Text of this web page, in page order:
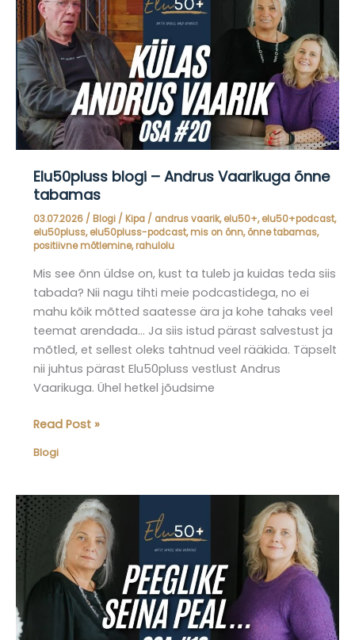
traumade
ja
häbi
kaudu.
Elu50pluss blogi – Andrus Vaarikuga õnne
tabamas
03.07.2026 / Blogi/ Kipa / andrus vaarik,elu50+,elu50+podcast,
elu50pluss,elu50pluss-podcast,mis on õnn,õnne tabamas,
positiivne mõtlemine,rahulolu
Mis see õnn üldse on, kust ta tuleb ja kuidas teda siis
tabada? Nii nagu tihti meie podcastidega, no ei
mahu kõik mõtted saatesse ära ja kohe tahaks veel
teemat arendada… Ja siis istud pärast salvestust ja
mõtled, et sellest oleks tahtnud veel rääkida. Täpselt
nii juhtus pärast Elu50pluss vestlust Andrus
Vaarikuga. Ühel hetkel jõudsime
Elu50pluss
–
Vaarikuga
õnne
tabamas
Read Post »
Blogi